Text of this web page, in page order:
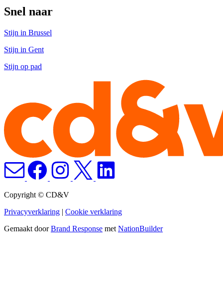
Snel naar
Stijn in Brussel
Stijn in Gent
Stijn op pad
Copyright © CD&V
Privacyverklaring | Cookie verklaring
Gemaakt doorBrand Response met NationBuilder